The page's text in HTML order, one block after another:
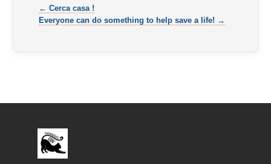
← Cerca casa !
Everyone can do something to help save a life! →